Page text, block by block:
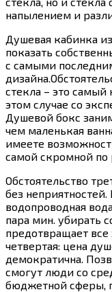
напылением и
Душевая кабинка
показать
с самыми
стекла – это
этом случае со
Душевой бокс
чем маленькая
имеете
самой скромной
Обстоятельство
без неприятностей.
водопроводная
пара мин. убирать
предотвращает все
четвертая: цена
демократична.
смогут люди со
бюджетной сферы,